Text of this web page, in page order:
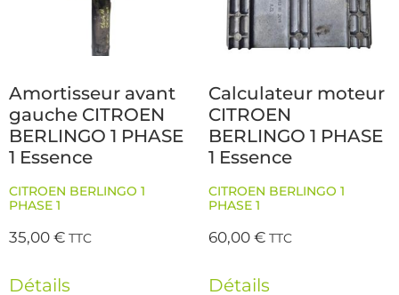
Amortisseur avant
gauche CITROEN
BERLINGO 1 PHASE
1 Essence
CITROEN BERLINGO 1
PHASE 1
35,00€ TTC
Détails
Calculateur moteur
CITROEN
BERLINGO 1 PHASE
1 Essence
CITROEN BERLINGO 1
PHASE 1
60,00€ TTC
Détails